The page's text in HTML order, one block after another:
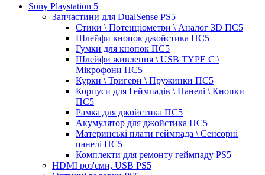
Sony Playstation 5
Запчастини для DualSense PS5
Стики \ Потенціометри \ Аналог 3D ПС5
Шлейфи кнопок джойстика ПС5
Гумки для кнопок ПС5
Шлейфи живлення \ USB TYPE C \
Мікрофони ПС5
Курки \ Тригери \ Пружинки ПС5
Корпуси для Геймпадів \ Панелі \ Кнопки
ПС5
Рамка для джойстика ПС5
Акумулятор для джойстика ПС5
Материнські плати геймпада \ Сенсорні
панелі ПС5
Комплекти для ремонту геймпаду PS5
HDMI роз'єми, USB PS5